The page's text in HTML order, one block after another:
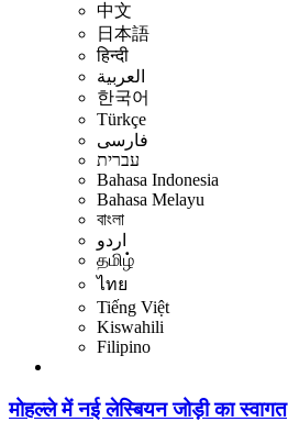
中文
日本語
हिन्दी
العربية
한국어
Türkçe
فارسی
עברית
Bahasa Indonesia
Bahasa Melayu
বাংলা
اردو
தமிழ்
ไทย
Tiếng Việt
Kiswahili
Filipino
मोहल्ले में नई लेस्बियन जोड़ी का स्वागत